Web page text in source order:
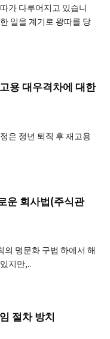
가 다루어지고 있습니
일을 계기로 왕따를 당
용 대우격차에 대한
은 정년 퇴직 후 재고용
운 회사법(주식관
의 명문화 구법 하에서 해
지만,..
절차 방치